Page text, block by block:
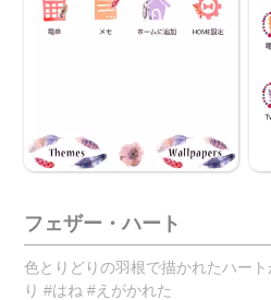
フェザー・ハート
色とりどりの羽根で描かれたハー
り #はね #えがかれた